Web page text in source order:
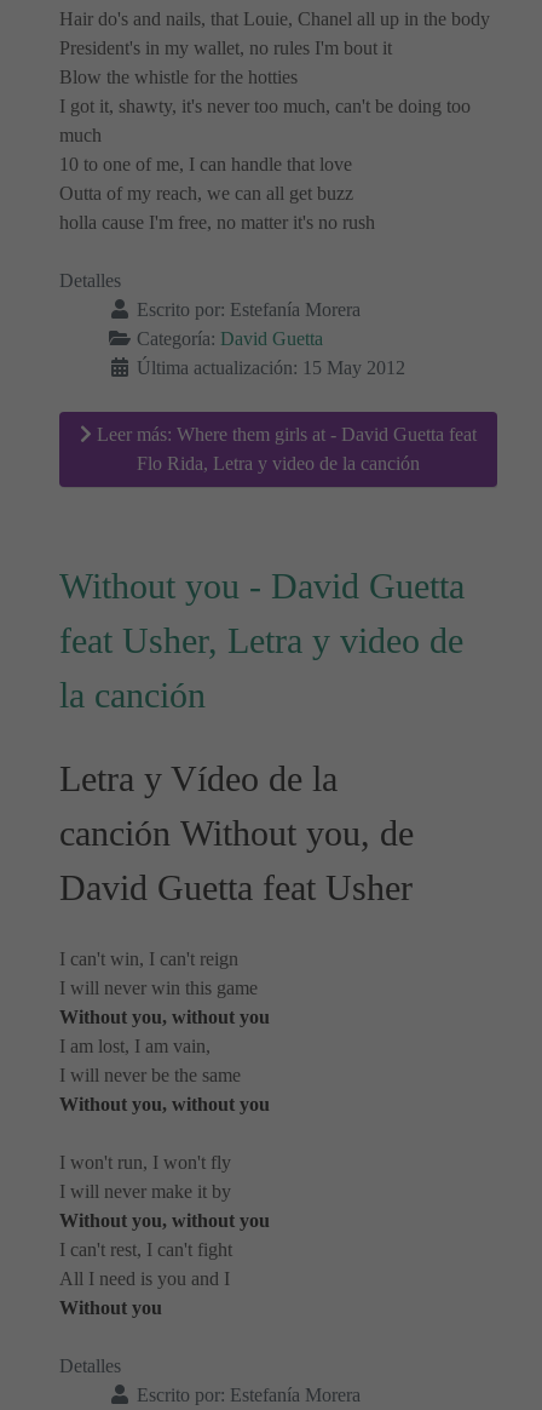
Hair do's and nails, that Louie, Chanel all up in the body
President's in my wallet, no rules I'm bout it
Blow the whistle for the hotties
I got it, shawty, it's never too much, can't be doing too
much
10 to one of me, I can handle that love
Outta of my reach, we can all get buzz
holla cause I'm free, no matter it's no rush
Detalles
Escrito por: Estefanía Morera
Categoría: David Guetta
Última actualización: 15 May 2012
Leer más: Where them girls at - David Guetta feat
Flo Rida, Letra y video de la canción
Without you - David Guetta
feat Usher, Letra y video de
la canción
Letra y Vídeo de la
canción Without you, de
David Guetta feat Usher
I can't win, I can't reign
I will never win this game
Without you, without you
I am lost, I am vain,
I will never be the same
Without you, without you
I won't run, I won't fly
I will never make it by
Without you, without you
I can't rest, I can't fight
All I need is you and I
Without you
Detalles
Escrito por: Estefanía Morera